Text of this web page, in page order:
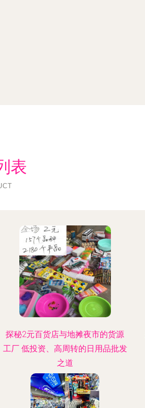
表
探秘2元百货店与地摊夜市的货源
工厂 低投资、高周转的日用品批发
之道